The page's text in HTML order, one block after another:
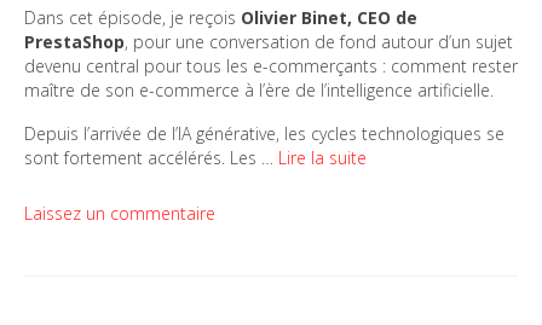
Dans cet épisode, je reçois Olivier Binet, CEO de
PrestaShop, pour une conversation de fond autour d’un sujet
devenu central pour tous les e-commerçants : comment rester
maître de son e-commerce à l’ère de l’intelligence artificielle.
Depuis l’arrivée de l’IA générative, les cycles technologiques se
sont fortement accélérés. Les … Lire la suite
Laissez un commentaire